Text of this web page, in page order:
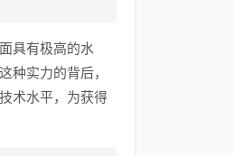
具有极高的水
种实力的背后，
术水平，为获得